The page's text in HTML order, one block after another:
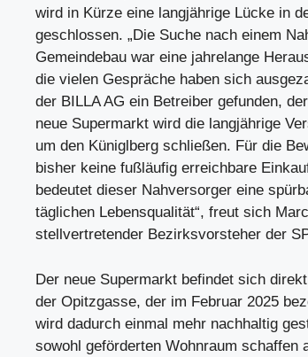
wird in Kürze eine langjährige Lücke in
geschlossen. „Die Suche nach einem
Gemeindebau war eine jahrelange
die vielen Gespräche haben sich
der BILLA AG ein Betreiber gefunden,
neue Supermarkt wird die langjährige
um den Küniglberg schließen. Für die
bisher keine fußläufig erreichbare
bedeutet dieser Nahversorger eine
täglichen Lebensqualität“, freut sich
stellvertretender Bezirksvorsteher der
Der neue Supermarkt befindet sich
der Opitzgasse, der im Februar 2025
wird dadurch einmal mehr nachhaltig
sowohl geförderten Wohnraum schaffen